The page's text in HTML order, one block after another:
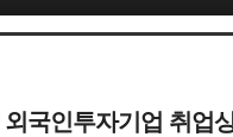
외국인투자기업 취업
스케치